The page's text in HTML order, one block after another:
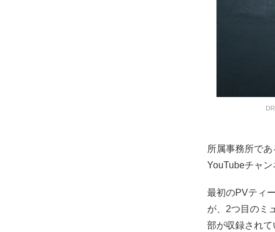
所属事務所で
YouTubeチャン
最初のPVティ
が、2つ目のミ
部が収録されて